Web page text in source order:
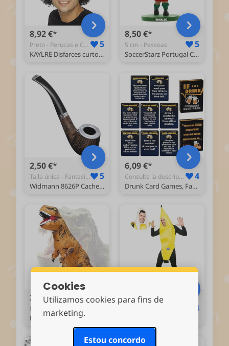
8,92 €
Preto - Perucas e Cabelo 5
KAYLRE Disfarces curtos dos anos 80 para homem bolsa de sujidade disco peruca e disfarce de cosplay de Halloween peruca encaracolada (preto)
8,50 €
5 cm - Pessoas 5
SoccerStarz Portugal Cristiano Ronaldo Equipamento Principal/Figuras, 5 cm, SOC1264
2,50 €
Talla única - Fantasias e Kits 5
Widmann 8626P Cachecol falso, 14,5 cm, castanho e preto, manequim, cachimbo de tabaco, disfarce de detetive, carnaval, festa do lema, dia de São Patrício
6,09 €
Consulte la descripción - Jogos de Beber 4
Drunk Card Games, Family Gathering Game, Drinking Card Games, Bar Party Games, Adult Drinking Cards, Board Game for Adults, Multi-Generational Games, for Home, Bar, Gathering, Dorm
36,99 € 22,99 €
4
Cookies
Utilizamos cookies para fins de
marketing.
Estou concordo